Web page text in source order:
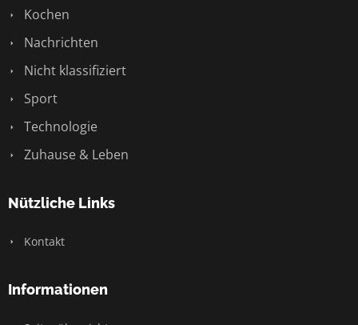
Kochen
Nachrichten
Nicht klassifiziert
Sport
Technologie
Zuhause & Leben
Nützliche Links
Kontakt
Informationen